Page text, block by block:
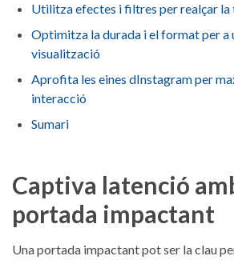
Utilitza ‍efectes i‍ filtres​ per realçar la
Optimitza‍ la durada i ‍el format per a
visualització
Aprofita ⁤les eines dInstagram per
interacció
Sumari
Captiva latenció​
portada impactant
Una portada impactant pot ser la clau